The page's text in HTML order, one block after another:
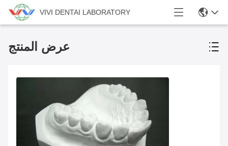
VIVI DENTAI LABORATORY
عرض المنتج